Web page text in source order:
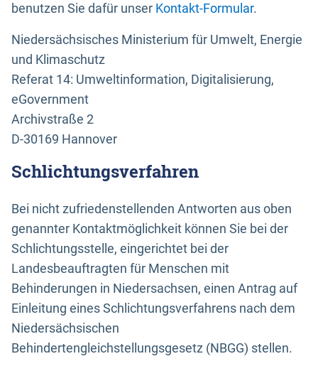
benutzen Sie dafür unser Kontakt-Formular.
Niedersächsisches Ministerium für Umwelt, Energie
und Klimaschutz
Referat 14: Umweltinformation, Digitalisierung,
eGovernment
Archivstraße 2
D-30169 Hannover
Schlichtungsverfahren
Bei nicht zufriedenstellenden Antworten aus oben
genannter Kontaktmöglichkeit können Sie bei der
Schlichtungsstelle, eingerichtet bei der
Landesbeauftragten für Menschen mit
Behinderungen in Niedersachsen, einen Antrag auf
Einleitung eines Schlichtungsverfahrens nach dem
Niedersächsischen
Behindertengleichstellungsgesetz (NBGG) stellen.